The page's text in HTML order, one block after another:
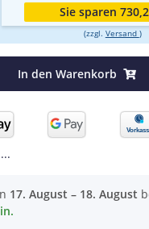
Sie sparen
(zzgl. Versand )
In den Warenkorb
17. August – 18. August